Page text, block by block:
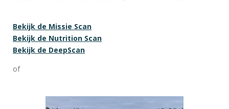
Bekijk de Missie Scan
Bekijk de Nutrition Scan
Bekijk de DeepScan
of